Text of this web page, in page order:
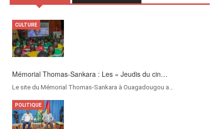
Mémorial Thomas-Sankara : Les « Jeudis du cin…
Le site du Mémorial Thomas-Sankara à Ouagadougou a…
CULTURE
POLITIQUE
Culture en demi-lunes : « C’est une bonne pra…
Beaucoup de terres agricoles au Sahel sont af…
SOCIÉTÉ
SOCIÉTÉ